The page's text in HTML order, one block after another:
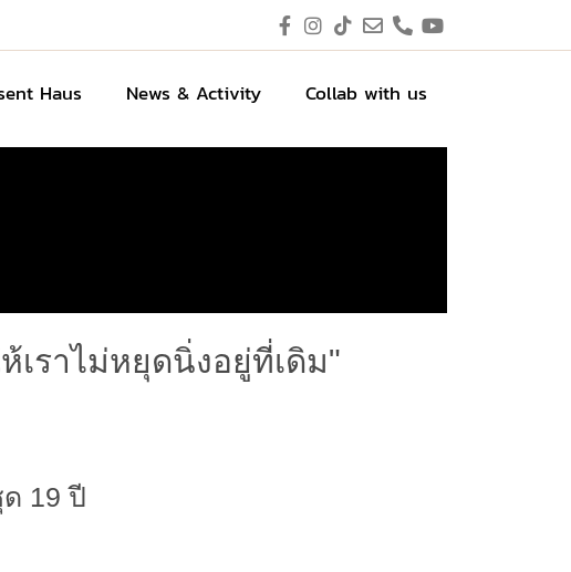
Haus News & Activity Collab with us
เราไม่หยุดนิ่งอยู่ที่เดิม"
19 ปี